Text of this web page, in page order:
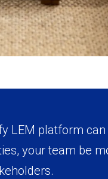
LEM platform
your team be